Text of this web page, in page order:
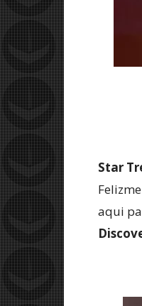
Star
aqui